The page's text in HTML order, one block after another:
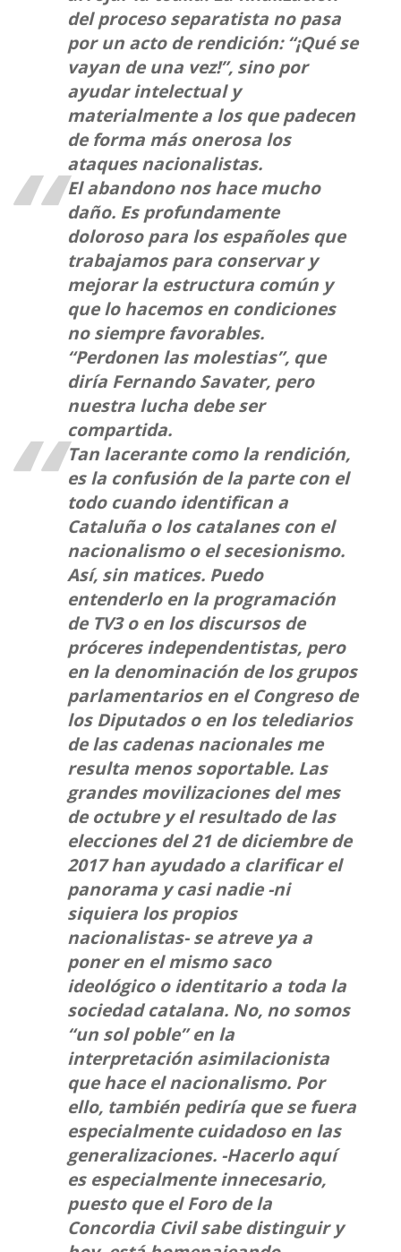
del proceso separatista no pasa
por un acto de rendición: “¡Qué se
vayan de una vez!”, sino por
ayudar intelectual y
materialmente a los que padecen
de forma más onerosa los
ataques nacionalistas.
El abandono nos hace mucho
daño. Es profundamente
doloroso para los españoles que
trabajamos para conservar y
mejorar la estructura común y
que lo hacemos en condiciones
no siempre favorables.
“Perdonen las molestias”, que
diría Fernando Savater, pero
nuestra lucha debe ser
compartida.
Tan lacerante como la rendición,
es la confusión de la parte con el
todo cuando identifican a
Cataluña o los catalanes con el
nacionalismo o el secesionismo.
Así, sin matices. Puedo
entenderlo en la programación
de TV3 o en los discursos de
próceres independentistas, pero
en la denominación de los grupos
parlamentarios en el Congreso de
los Diputados o en los telediarios
de las cadenas nacionales me
resulta menos soportable. Las
grandes movilizaciones del mes
de octubre y el resultado de las
elecciones del 21 de diciembre de
2017 han ayudado a clarificar el
panorama y casi nadie -ni
siquiera los propios
nacionalistas- se atreve ya a
poner en el mismo saco
ideológico o identitario a toda la
sociedad catalana. No, no somos
“un sol poble” en la
interpretación asimilacionista
que hace el nacionalismo. Por
ello, también pediría que se fuera
especialmente cuidadoso en las
generalizaciones. -Hacerlo aquí
es especialmente innecesario,
puesto que el Foro de la
Concordia Civil sabe distinguir y